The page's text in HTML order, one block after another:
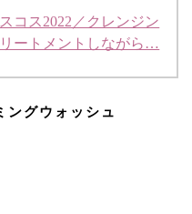
コス2022／クレンジン
ートメントしながら…
ングウォッシュ